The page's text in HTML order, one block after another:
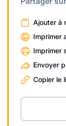
Ajouter à
Imprimer
Imprimer
Envoyer
Copier le